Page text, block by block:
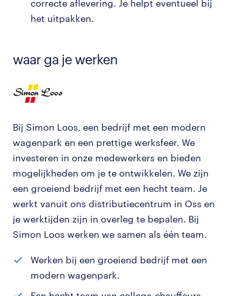
correcte aflevering. Je helpt eventueel bij
het uitpakken.
waar ga je werken
Bij Simon Loos, een bedrijf met een modern
wagenpark en een prettige werksfeer. We
investeren in onze medewerkers en bieden
mogelijkheden om je te ontwikkelen. We zijn
een groeiend bedrijf met een hecht team. Je
werkt vanuit ons distributiecentrum in Oss en
je werktijden zijn in overleg te bepalen. Bij
Simon Loos werken we samen als één team.
Werken bij een groeiend bedrijf met een
modern wagenpark.